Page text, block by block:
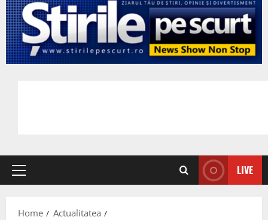
Primary
LIVE
Home
Actualitatea